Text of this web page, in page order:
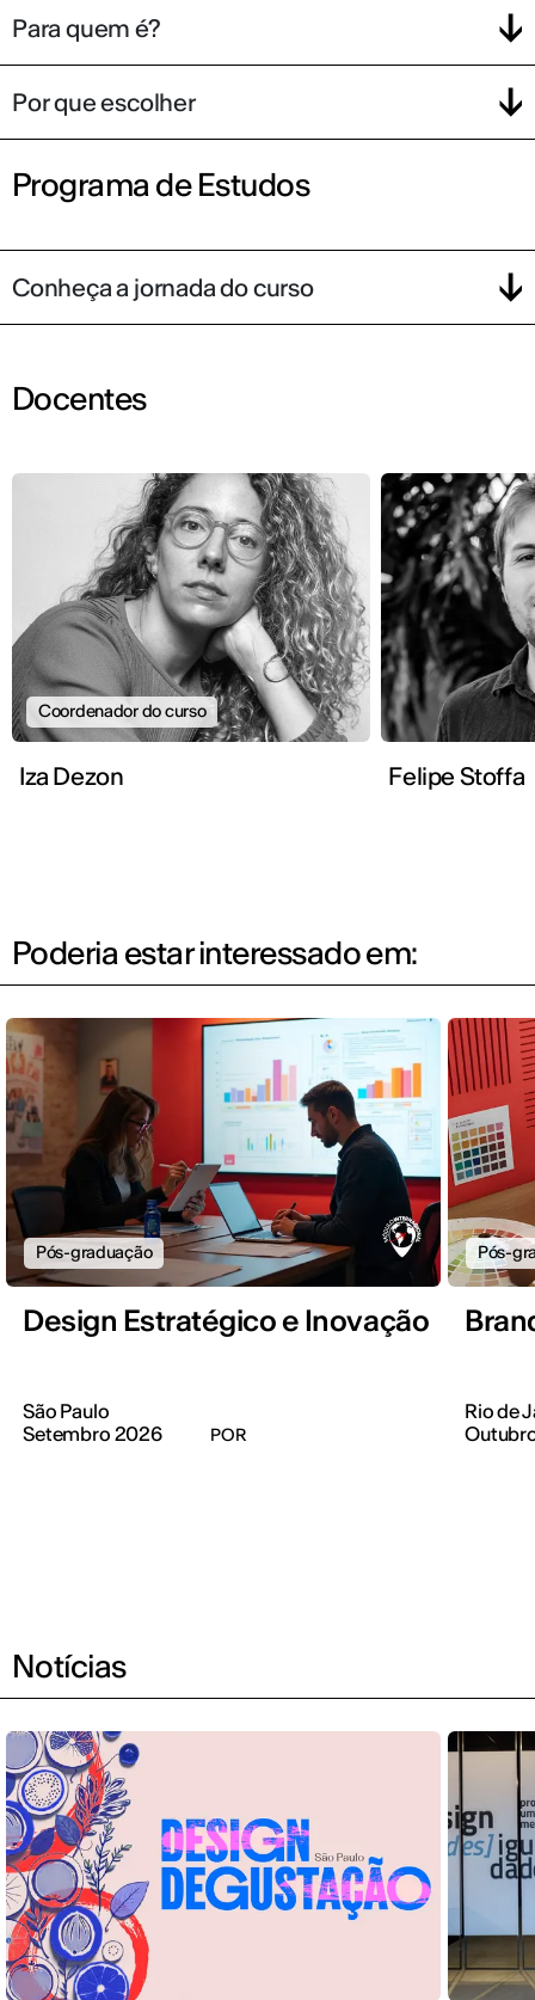
Para quem é?
Por que escolher
Programa de Estudos
Conheça a jornada do curso
Docentes
Coordenador do curso
Iza Dezon Felipe Stoffa
Poderia estar interessado em:
Pós-graduação
Design Estratégico e Inovação
São Paulo
Setembro 2026
POR
Pós-
Rio de
Notícias